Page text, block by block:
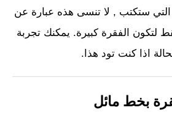
التي ستكتب , لا تنسى هذه عبارة عن
لتكون الفقرة كبيرة. يمكنك تجربة
اذا كنت تود هذا.
بخط مائل